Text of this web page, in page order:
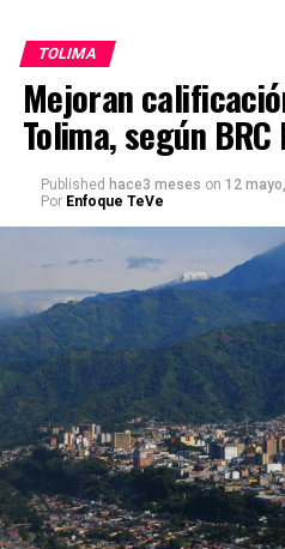
TOLIMA
Mejoran
Tolima, según
Published hace3 meses on 12
Por Enfoque TeVe